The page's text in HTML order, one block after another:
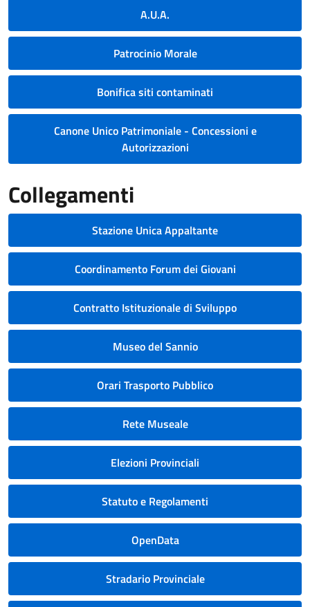
A.U.A.
Patrocinio Morale
Bonifica siti contaminati
Canone Unico Patrimoniale - Concessioni e
Autorizzazioni
Collegamenti
Stazione Unica Appaltante
Coordinamento Forum dei Giovani
Contratto Istituzionale di Sviluppo
Museo del Sannio
Orari Trasporto Pubblico
Rete Museale
Elezioni Provinciali
Statuto e Regolamenti
OpenData
Stradario Provinciale